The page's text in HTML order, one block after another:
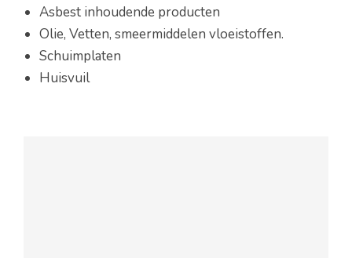
Asbest inhoudende producten
Olie, Vetten, smeermiddelen vloeistoffen.
Schuimplaten
Huisvuil